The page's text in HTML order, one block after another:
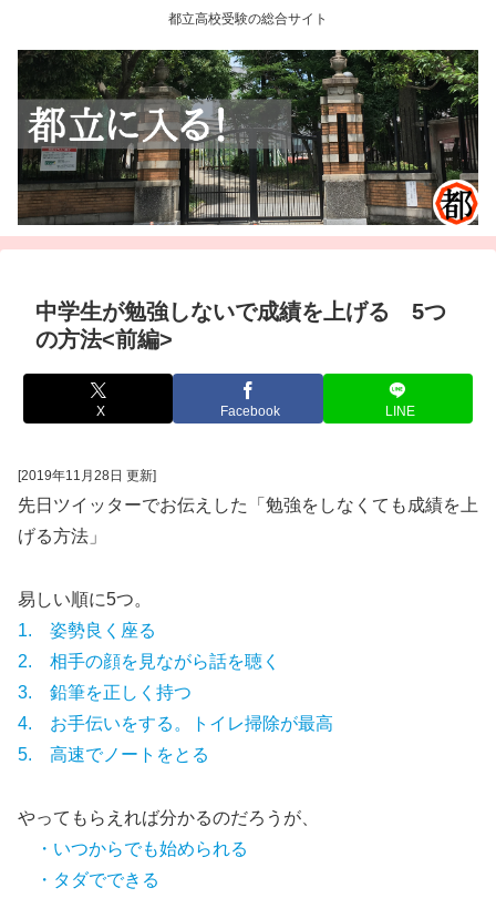
都立高校受験の総合サイト
中学生が勉強しないで成績を上げる 5つ
の方法<前編>
X Facebook LINE
[2019年11月28日 更新]
先日ツイッターでお伝えした「勉強をしなくても成績を上
げる方法」
易しい順に5つ。
1. 姿勢良く座る
2. 相手の顔を見ながら話を聴く
3. 鉛筆を正しく持つ
4. お手伝いをする。トイレ掃除が最高
5. 高速でノートをとる
やってもらえれば分かるのだろうが、
・いつからでも始められる
・タダでできる